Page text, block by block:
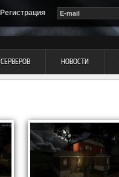
Регистрация
НОВОСТИ